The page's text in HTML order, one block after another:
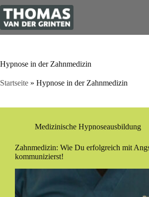
Zum
Inhalt
springen
Hypnose in der Zahnmedizin
Startseite » Hypnose in der Zahnmedizin
Medizinische Hypnoseausbildung
Zahnmedizin: Wie Du erfolgreich mit
kommunizierst!